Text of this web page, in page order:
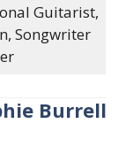
Guitarist,
Songwriter
Burrell